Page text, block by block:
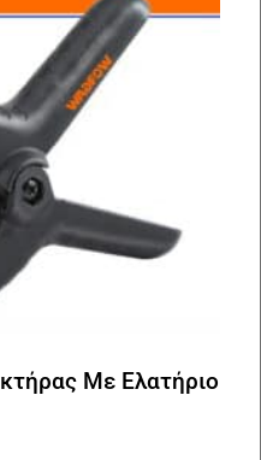
Με Ελατήριο